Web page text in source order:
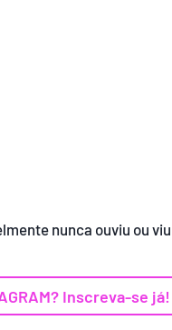
nunca ouviu ou
Inscreva-se já!